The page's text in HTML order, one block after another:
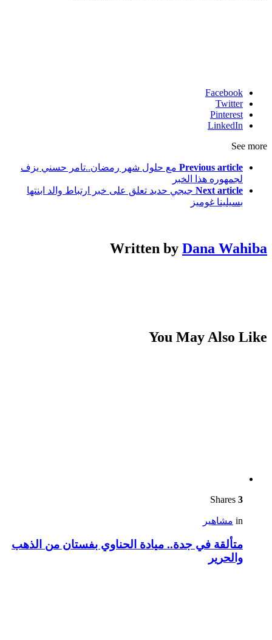
Facebook
Twitter
Pinterest
LinkedIn
See more
Previous article مع حلول شهر رمضان..تامر حسني يزف
لجمهوره هذا الخبر
Next article جيجي حديد تعلق على خبر ارتباط والد ابنتها
بسيلينا غوميز
Written by Dana Wahiba
You May Also Like
3
in مشاهير
متألقة في جدة.. ميادة الحناوي بفستان من الذهب
والحرير